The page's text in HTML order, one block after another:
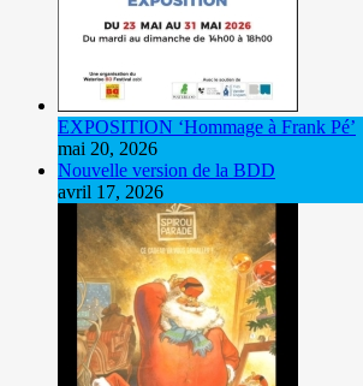
EXPOSITION ‘Hommage à Frank Pé’
mai 20, 2026
Nouvelle version de la BDD
avril 17, 2026